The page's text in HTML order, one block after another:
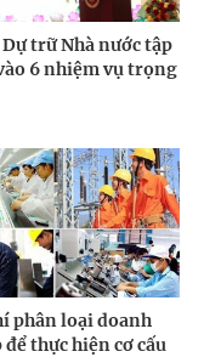
trữ Nhà nước tập
6 nhiệm vụ trọng
phân loại doanh
thực hiện cơ cấu